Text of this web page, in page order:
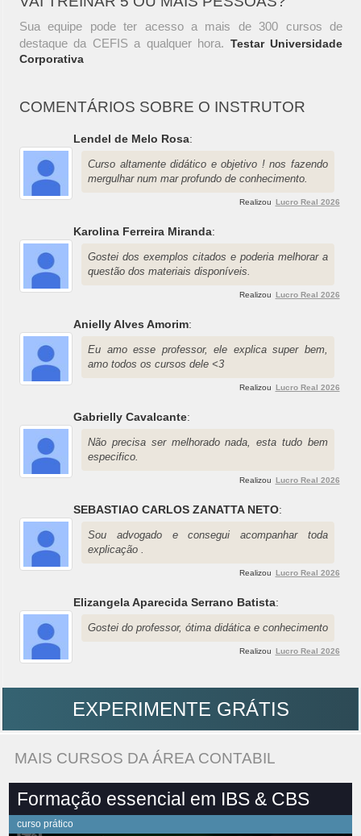
Sua equipe pode ter acesso a mais de 300 cursos de
destaque da CEFIS a qualquer hora. Testar Universidade
Corporativa
COMENTÁRIOS SOBRE O INSTRUTOR
Lendel de Melo Rosa:
Curso altamente didático e objetivo ! nos fazendo
mergulhar num mar profundo de conhecimento.
Realizou Lucro Real 2026
Karolina Ferreira Miranda:
Gostei dos exemplos citados e poderia melhorar a
questão dos materiais disponíveis.
Realizou Lucro Real 2026
Anielly Alves Amorim:
Eu amo esse professor, ele explica super bem,
amo todos os cursos dele <3
Realizou Lucro Real 2026
Gabrielly Cavalcante:
Não precisa ser melhorado nada, esta tudo bem
especifico.
Realizou Lucro Real 2026
SEBASTIAO CARLOS ZANATTA NETO:
Sou advogado e consegui acompanhar toda
explicação .
Realizou Lucro Real 2026
Elizangela Aparecida Serrano Batista:
Gostei do professor, ótima didática e conhecimento
Realizou Lucro Real 2026
EXPERIMENTE GRÁTIS
MAIS CURSOS DA ÁREA CONTABIL
Formação essencial em IBS & CBS
curso prático